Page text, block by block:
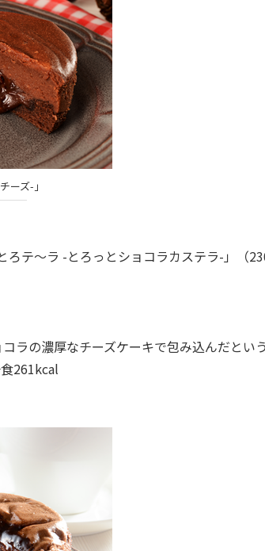
ーズ-」
テ～ラ -とろっとショコラカステラ-」（
ラの濃厚なチーズケーキで包み込んだとい
261kcal